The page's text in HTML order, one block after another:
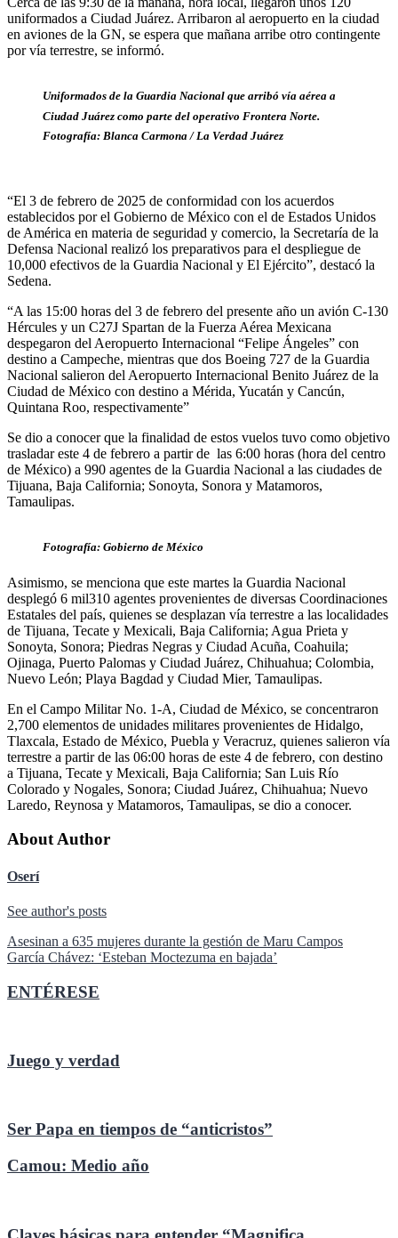
uniformados a Ciudad Juárez. Arribaron al aeropuerto en la ciudad
en aviones de la GN, se espera que mañana arribe otro contingente
por vía terrestre, se informó.
Uniformados de la Guardia Nacional que arribó vía aérea a
Ciudad Juárez como parte del operativo Frontera Norte.
Fotografía: Blanca Carmona / La Verdad Juárez
“El 3 de febrero de 2025 de conformidad con los acuerdos
establecidos por el Gobierno de México con el de Estados Unidos
de América en materia de seguridad y comercio, la Secretaría de la
Defensa Nacional realizó los preparativos para el despliegue de
10,000 efectivos de la Guardia Nacional y El Ejército”, destacó la
Sedena.
“A las 15:00 horas del 3 de febrero del presente año un avión C-130
Hércules y un C27J Spartan de la Fuerza Aérea Mexicana
despegaron del Aeropuerto Internacional “Felipe Ángeles” con
destino a Campeche, mientras que dos Boeing 727 de la Guardia
Nacional salieron del Aeropuerto Internacional Benito Juárez de la
Ciudad de México con destino a Mérida, Yucatán y Cancún,
Quintana Roo, respectivamente”
Se dio a conocer que la finalidad de estos vuelos tuvo como objetivo
trasladar este 4 de febrero a partir de las 6:00 horas (hora del centro
de México) a 990 agentes de la Guardia Nacional a las ciudades de
Tijuana, Baja California; Sonoyta, Sonora y Matamoros,
Tamaulipas.
Fotografía: Gobierno de México
Asimismo, se menciona que este martes la Guardia Nacional
desplegó 6 mil310 agentes provenientes de diversas Coordinaciones
Estatales del país, quienes se desplazan vía terrestre a las localidades
de Tijuana, Tecate y Mexicali, Baja California; Agua Prieta y
Sonoyta, Sonora; Piedras Negras y Ciudad Acuña, Coahuila;
Ojinaga, Puerto Palomas y Ciudad Juárez, Chihuahua; Colombia,
Nuevo León; Playa Bagdad y Ciudad Mier, Tamaulipas.
En el Campo Militar No. 1-A, Ciudad de México, se concentraron
2,700 elementos de unidades militares provenientes de Hidalgo,
Tlaxcala, Estado de México, Puebla y Veracruz, quienes salieron vía
terrestre a partir de las 06:00 horas de este 4 de febrero, con destino
a Tijuana, Tecate y Mexicali, Baja California; San Luis Río
Colorado y Nogales, Sonora; Ciudad Juárez, Chihuahua; Nuevo
Laredo, Reynosa y Matamoros, Tamaulipas, se dio a conocer.
About Author
Oserí
See author's posts
Navegación
de
entradas
Asesinan a 635 mujeres durante la gestión de Maru Campos
García Chávez: ‘Esteban Moctezuma en bajada’
ENTÉRESE
Juego y verdad
Ser Papa en tiempos de “anticristos”
Camou: Medio año